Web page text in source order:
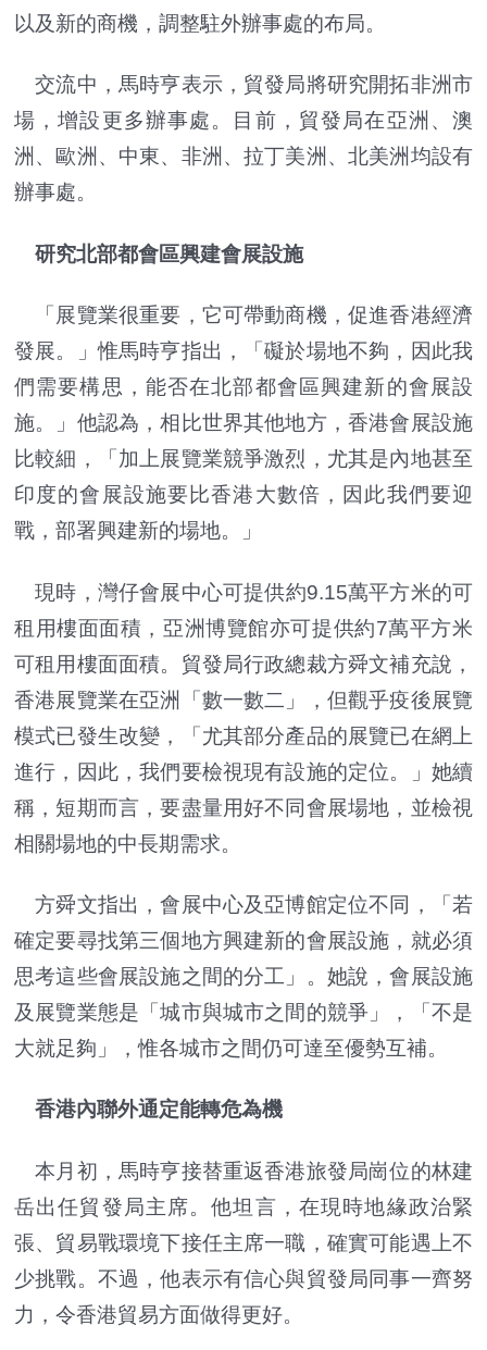
以及新的商機，調整駐外辦事處的布局。
交流中，馬時亨表示，貿發局將研究開拓非洲市
場，增設更多辦事處。目前，貿發局在亞洲、澳
洲、歐洲、中東、非洲、拉丁美洲、北美洲均設有
辦事處。
研究北部都會區興建會展設施
「展覽業很重要，它可帶動商機，促進香港經濟
發展。」惟馬時亨指出，「礙於場地不夠，因此我
們需要構思，能否在北部都會區興建新的會展設
施。」他認為，相比世界其他地方，香港會展設施
比較細，「加上展覽業競爭激烈，尤其是內地甚至
印度的會展設施要比香港大數倍，因此我們要迎
戰，部署興建新的場地。」
現時，灣仔會展中心可提供約9.15萬平方米的可
租用樓面面積，亞洲博覽館亦可提供約7萬平方米
可租用樓面面積。貿發局行政總裁方舜文補充說，
香港展覽業在亞洲「數一數二」，但觀乎疫後展覽
模式已發生改變，「尤其部分產品的展覽已在網上
進行，因此，我們要檢視現有設施的定位。」她續
稱，短期而言，要盡量用好不同會展場地，並檢視
相關場地的中長期需求。
方舜文指出，會展中心及亞博館定位不同，「若
確定要尋找第三個地方興建新的會展設施，就必須
思考這些會展設施之間的分工」。她說，會展設施
及展覽業態是「城市與城市之間的競爭」，「不是
大就足夠」，惟各城市之間仍可達至優勢互補。
香港內聯外通定能轉危為機
本月初，馬時亨接替重返香港旅發局崗位的林建
岳出任貿發局主席。他坦言，在現時地緣政治緊
張、貿易戰環境下接任主席一職，確實可能遇上不
少挑戰。不過，他表示有信心與貿發局同事一齊努
力，令香港貿易方面做得更好。